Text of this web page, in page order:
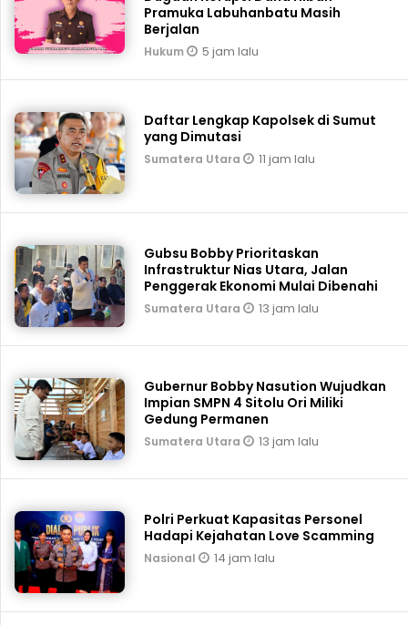
Pramuka Labuhanbatu Masih
Berjalan
Hukum 5 jam lalu
Daftar Lengkap Kapolsek di Sumut
yang Dimutasi
Sumatera Utara 11 jam lalu
Gubsu Bobby Prioritaskan
Infrastruktur Nias Utara, Jalan
Penggerak Ekonomi Mulai Dibenahi
Sumatera Utara 13 jam lalu
Gubernur Bobby Nasution Wujudkan
Impian SMPN 4 Sitolu Ori Miliki
Gedung Permanen
Sumatera Utara 13 jam lalu
Polri Perkuat Kapasitas Personel
Hadapi Kejahatan Love Scamming
Nasional 14 jam lalu